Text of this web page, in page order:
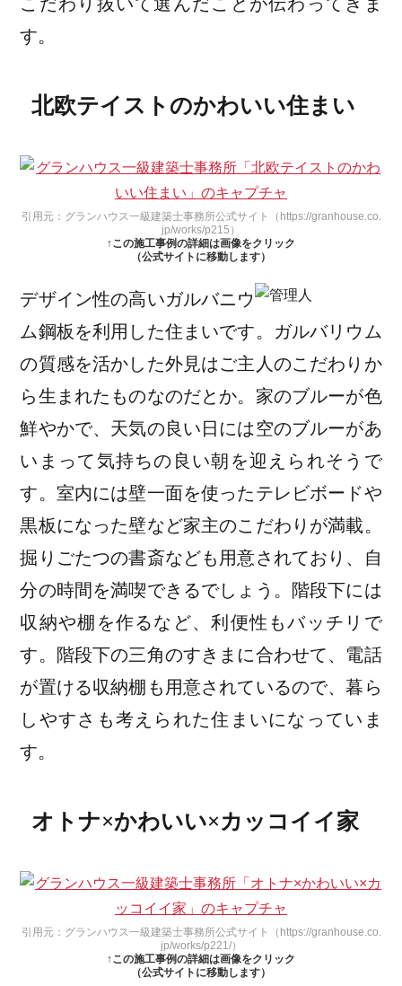
す。
北欧テイストのかわいい住まい
引用元：グランハウス一級建築士事務所公式サイト（https://granhouse.co.
jp/works/p215）
↑この施工事例の詳細は画像をクリック
（公式サイトに移動します）
デザイン性の高いガルバニウ
ム鋼板を利用した住まいです。ガルバリウム
の質感を活かした外見はご主人のこだわりか
ら生まれたものなのだとか。家のブルーが色
鮮やかで、天気の良い日には空のブルーがあ
いまって気持ちの良い朝を迎えられそうで
す。室内には壁一面を使ったテレビボードや
黒板になった壁など家主のこだわりが満載。
掘りごたつの書斎なども用意されており、自
分の時間を満喫できるでしょう。階段下には
収納や棚を作るなど、利便性もバッチリで
す。階段下の三角のすきまに合わせて、電話
が置ける収納棚も用意されているので、暮ら
しやすさも考えられた住まいになっていま
す。
オトナ×かわいい×カッコイイ家
引用元：グランハウス一級建築士事務所公式サイト（https://granhouse.co.
jp/works/p221/）
↑この施工事例の詳細は画像をクリック
（公式サイトに移動します）